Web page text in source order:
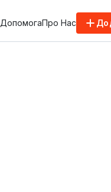
ДопомогаПро Нас